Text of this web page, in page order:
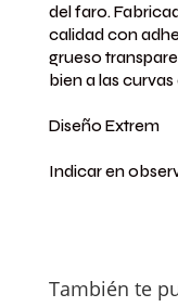
del faro.
calidad con
grueso
bien a las
Diseño Extrem
Indicar en
También te